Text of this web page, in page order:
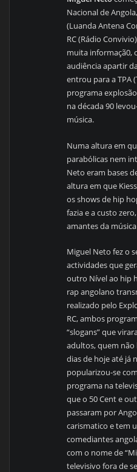
Nacional de
(Luanda Antena
RC (Rádio
muita informaçã0,
audiência apartir
entrou para a TPA
programa
na década 90
música.
Numa altura em
parabólicas nem
Neto eram bases
altura em que
os shows de hip
fazia e a custo
amantes da música
Miguel Neto fez o
actividades que
outro Nível ao hip
rap angolano
realizado pelo
RC, ambos
“slogans” que
adultos, quem não
dias de hoje até já
popularizou-se
programa na
que o 50 Cent e
passaram por
carismatico e tem
comediantes
com o nome de
televisivo fora de